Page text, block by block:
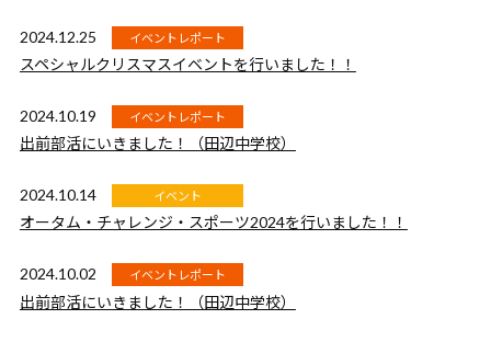
2024.12.25 イベントレポート
スペシャルクリスマスイベントを行いました！！
2024.10.19 イベントレポート
出前部活にいきました！（田辺中学校）
2024.10.14 イベント
オータム・チャレンジ・スポーツ2024を行いました！！
2024.10.02 イベントレポート
出前部活にいきました！（田辺中学校）